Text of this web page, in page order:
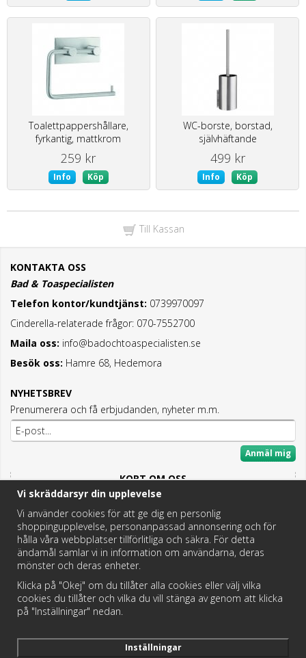
Toalettpappershållare,
fyrkantig, mattkrom
259 kr
Info Köp
WC-borste, borstad,
självhäftande
499 kr
Info Köp
Till Kassan
KONTAKTA OSS
Bad & Toaspecialisten
Telefon kontor/kundtjänst: 0739970097
Cinderella-relaterade frågor: 070-7552700
Maila oss: info@badochtoaspecialisten.se
Besök oss: Hamre 68, Hedemora
NYHETSBREV
Prenumerera och få erbjudanden, nyheter m.m.
Anmäl mig
KORT OM OSS
Här hittar du det bästa och mesta inom Badrum,
Fritidstoaletter och VVS.
Butik i Hedemora.
Vi hjälper dig hitta rätt reservdel!
https://badochtoaspecialisten.se/return/
Vi skräddarsyr din upplevelse
Vi använder cookies för att ge dig en personlig
shoppingupplevelse, personanpassad annonsering och för
hålla våra webbplatser tillförlitliga och säkra. För detta
ändamål samlar vi in information om användarna, deras
mönster och deras enheter.
Klicka på "Okej" om du tillåter alla cookies eller välj vilka
cookies du tillåter och vilka du vill stänga av genom att klicka
på "Inställningar" nedan.
Inställningar